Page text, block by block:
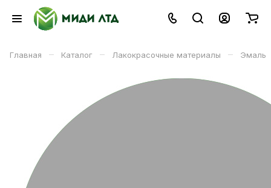
Главная – Каталог – Лакокрасочные материалы – Эмаль